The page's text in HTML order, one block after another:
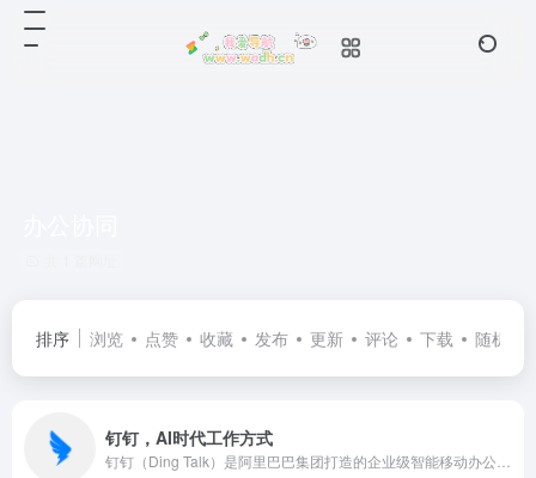
排序 浏览 点赞 收藏 发布 更新 评论 下载 随机
钉钉，AI时代工作方式